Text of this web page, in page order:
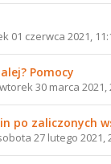
01 czerwca 2021,
Pomocy
30 marca 2021,
po zaliczonych
27 lutego 2021,